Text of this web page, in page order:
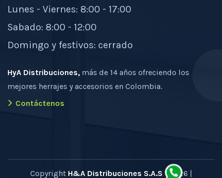
Lunes - Viernes: 8:00 - 17:00
Sabado: 8:00 - 12:00
Domingo y festivos: cerrado
HyA Distribuciones, más de 14 años ofreciendo los
mejores herrajes y accesorios en Colombia.
Contáctenos
Copyright H&A Distribuciones S.A.S - 2026 |